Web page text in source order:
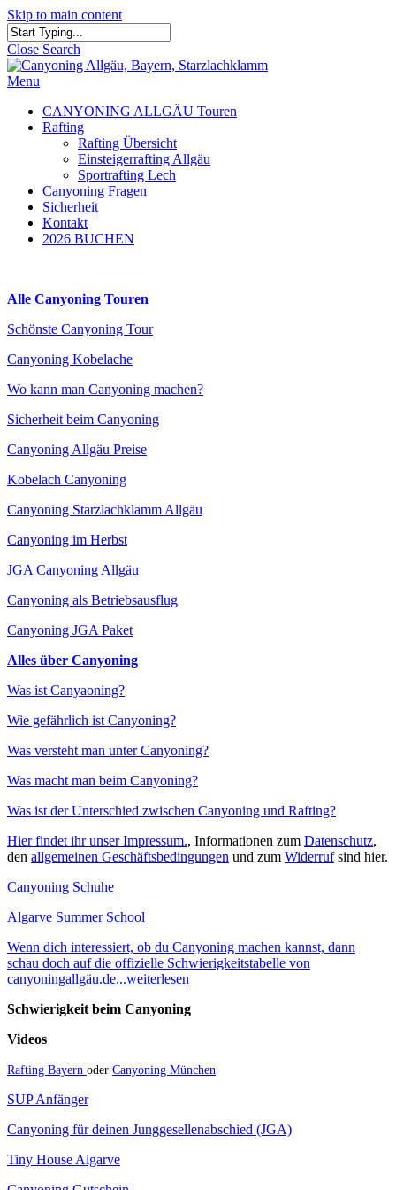
Skip to main content
Close Search
Menu
CANYONING ALLGÄU Touren
Rafting
Rafting Übersicht
Einsteigerrafting Allgäu
Sportrafting Lech
Canyoning Fragen
Sicherheit
Kontakt
2026 BUCHEN
Alle Canyoning Touren
Schönste Canyoning Tour
Canyoning Kobelache
Wo kann man Canyoning machen?
Sicherheit beim Canyoning
Canyoning Allgäu Preise
Kobelach Canyoning
Canyoning Starzlachklamm Allgäu
Canyoning im Herbst
JGA Canyoning Allgäu
Canyoning als Betriebsausflug
Canyoning JGA Paket
Alles über Canyoning
Was ist Canyaoning?
Wie gefährlich ist Canyoning?
Was versteht man unter Canyoning?
Was macht man beim Canyoning?
Was ist der Unterschied zwischen Canyoning und Rafting?
Hier findet ihr unser Impressum., Informationen zum Datenschutz,
den allgemeinen Geschäftsbedingungen und zum Widerrufsind hier.
Canyoning Schuhe
Algarve Summer School
Wenn dich interessiert, ob du Canyoning machen kannst, dann
schau doch auf die offizielle Schwierigkeitstabelle von
canyoningallgäu.de...weiterlesen
Schwierigkeit beim Canyoning
Videos
Rafting Bayern oder Canyoning München
SUP Anfänger
Canyoning für deinen Junggesellenabschied (JGA)
Tiny House Algarve